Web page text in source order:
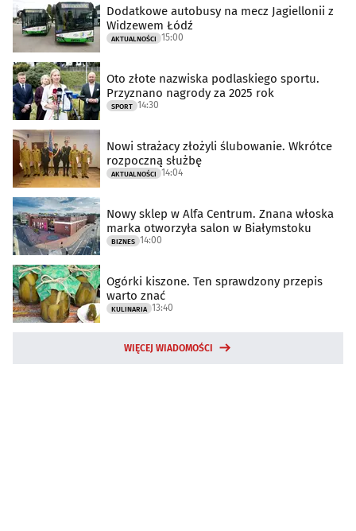
Dodatkowe autobusy na mecz Jagiellonii z
Widzewem Łódź
AKTUALNOŚCI 15:00
Oto złote nazwiska podlaskiego sportu.
Przyznano nagrody za 2025 rok
SPORT 14:30
Nowi strażacy złożyli ślubowanie. Wkrótce
rozpoczną służbę
AKTUALNOŚCI 14:04
Nowy sklep w Alfa Centrum. Znana włoska
marka otworzyła salon w Białymstoku
BIZNES 14:00
Ogórki kiszone. Ten sprawdzony przepis
warto znać
KULINARIA 13:40
WIĘCEJ WIADOMOŚCI